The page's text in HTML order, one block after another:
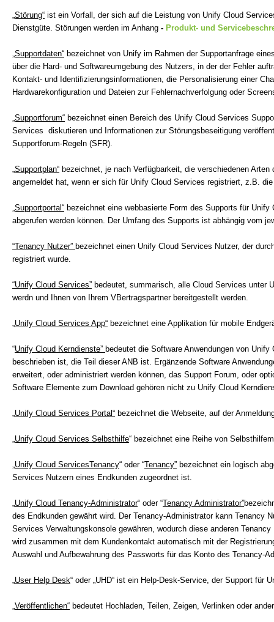
„Störung“ ist ein Vorfall, der sich auf die Leistung von Unify Cloud
Dienstgüte. Störungen werden im Anhang - Produkt- und
„Supportdaten“ bezeichnet von Unify im Rahmen der Supportanfrage
über die Hard- und Softwareumgebung des Nutzers, in der der Fehler
Kontakt- und Identifizierungsinformationen, die Personalisierung einer
Hardwarekonfiguration und Dateien zur Fehlernachverfolgung oder
„Supportforum“ bezeichnet einen Bereich des Unify Cloud Services
Services diskutieren und Informationen zur Störungsbeseitigung
Supportforum-Regeln (SFR).
„Supportplan“ bezeichnet, je nach Verfügbarkeit, die verschiedenen
angemeldet hat, wenn er sich für Unify Cloud Services registriert, z.B.
„Supportportal“ bezeichnet eine webbasierte Form des Supports für
abgerufen werden können. Der Umfang des Supports ist abhängig vom
“Tenancy Nutzer” bezeichnet einen Unify Cloud Services Nutzer, der
registriert wurde.
“Unify Cloud Services” bedeutet, summarisch, alle Cloud Services unter
werdn und Ihnen von Ihrem VBertragspartner bereitgestellt werden.
„Unify Cloud Services App“ bezeichnet eine Applikation für mobile
“Unify Cloud Kerndienste” bedeutet die Software Anwendungen von
beschrieben ist, die Teil dieser ANB ist. Ergänzende Software
erweitert, oder administriert werden können, das Support Forum, oder
Software Elemente zum Download gehören nicht zu Unify Cloud
„Unify Cloud Services Portal“ bezeichnet die Webseite, auf der
„Unify Cloud Services Selbsthilfe“ bezeichnet eine Reihe von
Unify Cloud ServicesTenancy“ oder “Tenancy” bezeichnet ein logisch
Services Nutzern eines Endkunden zugeordnet ist.
Unify Cloud Tenancy-Administrator“ oder “Tenancy Administrator”
des Endkunden gewährt wird. Der Tenancy-Administrator kann Tenancy
Services Verwaltungskonsole gewähren, wodurch diese anderen
wird zusammen mit dem Kundenkontakt automatisch mit der
Auswahl und Aufbewahrung des Passworts für das Konto des Tenancy-
User Help Desk“ oder „UHD“ ist ein Help-Desk-Service, der Support für
Veröffentlichen“ bedeutet Hochladen, Teilen, Zeigen, Verlinken oder